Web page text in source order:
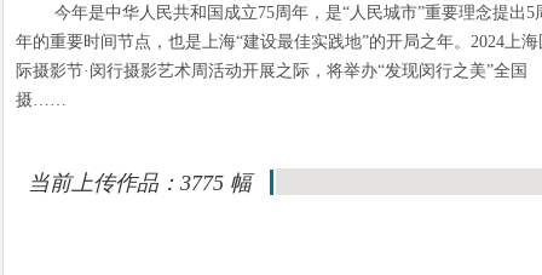
今年是中华人民共和国成立75周年，是“人民城市”重要理念提出5
年的重要时间节点，也是上海“建设最佳实践地”的开局之年。2024上海
际摄影节·闵行摄影艺术周活动开展之际，将举办“发现闵行之美”全国
摄……
当前上传作品：3775 幅